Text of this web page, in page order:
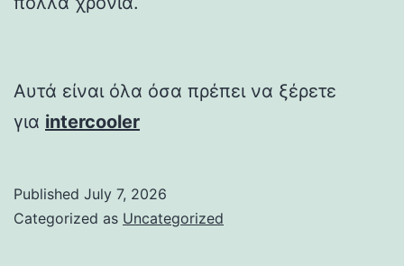
Αυτά είναι όλα όσα πρέπει να ξέρετε
για intercooler
Published July 7, 2026
Categorized as Uncategorized